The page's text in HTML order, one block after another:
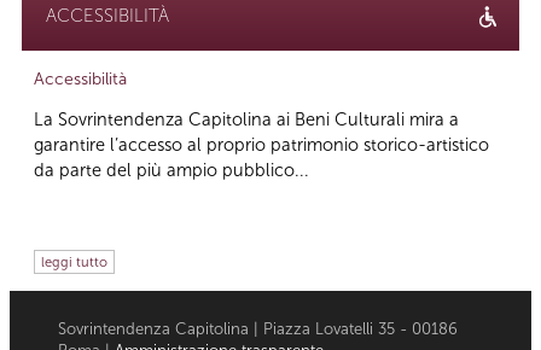
ACCESSIBILITÀ
Accessibilità
La Sovrintendenza Capitolina ai Beni Culturali mira a
garantire l’accesso al proprio patrimonio storico-artistico
da parte del più ampio pubblico...
leggi tutto
Sovrintendenza Capitolina | Piazza Lovatelli 35 - 00186